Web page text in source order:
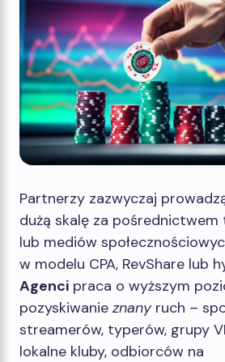
Partnerzy zazwyczaj
dużą skalę za pośrednictwem
lub mediów
w modelu CPA, RevShare lub
Agenci praca o wyższym
pozyskiwanie znanyruch –
streamerów, typerów, grupy
lokalne kluby, odbiorców na